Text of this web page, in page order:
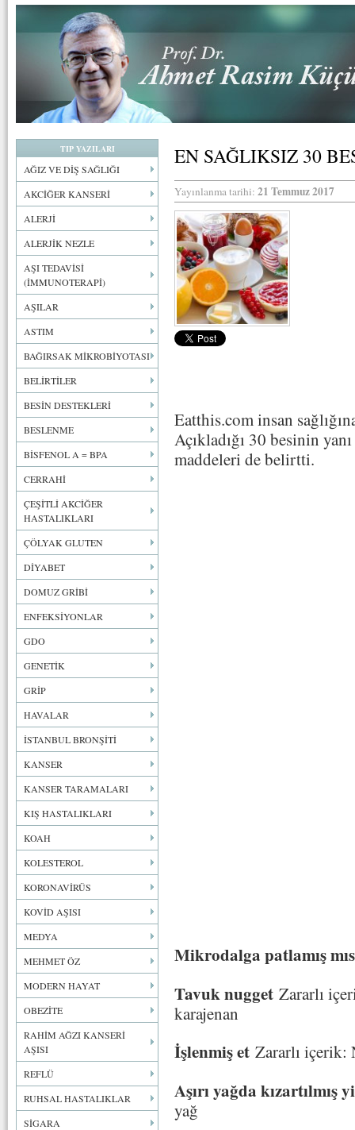
TIP YAZILARI
AĞIZ VE DİŞ SAĞLIĞI
AKCİĞER KANSERİ
ALERJİ
ALERJİK NEZLE
AŞI TEDAVİSİ
(İMMUNOTERAPİ)
AŞILAR
ASTIM
BAĞIRSAK MİKROBİYOTASI
BELİRTİLER
BESİN DESTEKLERİ
BESLENME
BİSFENOL A = BPA
CERRAHİ
ÇEŞİTLİ AKCİĞER
HASTALIKLARI
ÇÖLYAK GLUTEN
DİYABET
DOMUZ GRİBİ
ENFEKSİYONLAR
GDO
GENETİK
GRİP
HAVALAR
İSTANBUL BRONŞİTİ
KANSER
KANSER TARAMALARI
KIŞ HASTALIKLARI
KOAH
KOLESTEROL
KORONAVİRÜS
KOVİD AŞISI
MEDYA
MEHMET ÖZ
MODERN HAYAT
OBEZİTE
RAHİM AĞZI KANSERİ
AŞISI
REFLÜ
RUHSAL HASTALIKLAR
SİGARA
EN SAĞLIKSIZ 30
Yayınlanma tarihi: 21 Temmuz 2017
Eatthis.com insan
Açıkladığı 30 besinin
maddeleri de belirtti.
Mikrodalga patlamış
Tavuk nugget Zararlı
karajenan
İşlenmiş et Zararlı içerik:
Aşırı yağda kızartılmış
yağ